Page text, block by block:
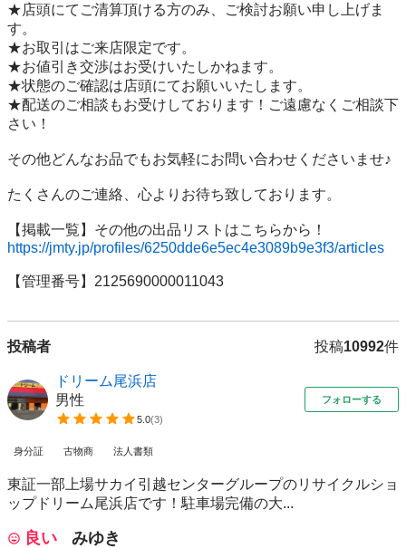
★店頭にてご清算頂ける方のみ、ご検討お願い申し上げま
す。
★お取引はご来店限定です。
★お値引き交渉はお受けいたしかねます。
★状態のご確認は店頭にてお願いいたします。
★配送のご相談もお受けしております！ご遠慮なくご相談下
さい！
その他どんなお品でもお気軽にお問い合わせくださいませ♪
たくさんのご連絡、心よりお待ち致しております。
https://jmty.jp/profiles/6250dde6e5ec4e3089b9e3f3/articles
【管理番号】2125690000011043
投稿者 投稿10992件
ドリーム尾浜店
男性
5.0(3)
フォローする
身分証 古物商 法人書類
東証一部上場サカイ引越センターグループのリサイクルショ
ップドリーム尾浜店です！駐車場完備の大...
良い みゆき